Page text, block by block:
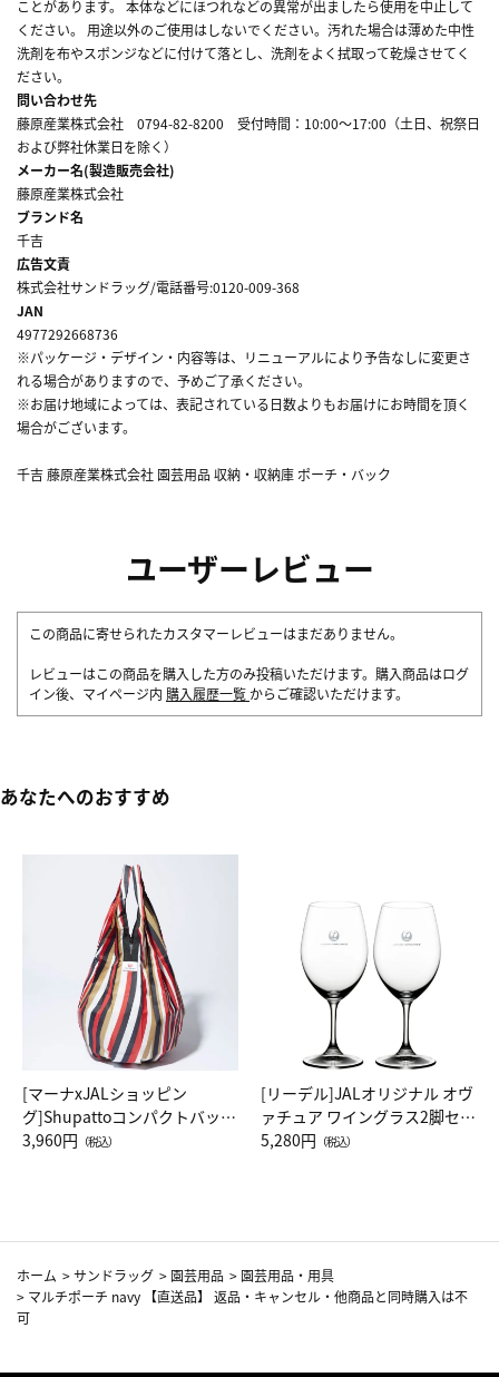
ことがあります。 本体などにほつれなどの異常が出ましたら使用を中止して
ください。 用途以外のご使用はしないでください。汚れた場合は薄めた中性
洗剤を布やスポンジなどに付けて落とし、洗剤をよく拭取って乾燥させてく
ださい。
問い合わせ先
藤原産業株式会社 0794-82-8200 受付時間：10:00～17:00（土日、祝祭日
および弊社休業日を除く）
メーカー名(製造販売会社)
藤原産業株式会社
ブランド名
千吉
広告文責
株式会社サンドラッグ/電話番号:0120-009-368
JAN
4977292668736
※パッケージ・デザイン・内容等は、リニューアルにより予告なしに変更さ
れる場合がありますので、予めご了承ください。
※お届け地域によっては、表記されている日数よりもお届けにお時間を頂く
場合がございます。
千吉 藤原産業株式会社 園芸用品 収納・収納庫 ポーチ・バック
ユーザーレビュー
この商品に寄せられたカスタマーレビューはまだありません。
レビューはこの商品を購入した方のみ投稿いただけます。購入商品はログ
イン後、マイページ内 購入履歴一覧 からご確認いただけます。
あなたへのおすすめ
[マーナxJALショッピン
グ]Shupattoコンパクトバッグ
Drop JAL客室乗務員（LC）ス
3,960円 （税込）
[リーデル]JALオリジナル オヴ
ァチュア ワイングラス2脚セッ
ト（レッドワイン）
5,280円 （税込）
ホーム >サンドラッグ > 園芸用品 > 園芸用品・用具
> マルチポーチ navy 【直送品】 返品・キャンセル・他商品と同時購入は不
可